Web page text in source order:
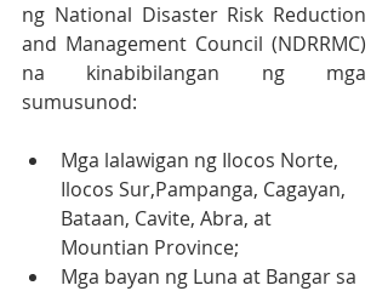
ng National Disaster Risk Reduction
and Management Council (NDRRMC)
na kinabibilangan ng mga
sumusunod:
Mga lalawigan ng Ilocos Norte,
Ilocos Sur,Pampanga, Cagayan,
Bataan, Cavite, Abra, at
Mountian Province;
Mga bayan ng Luna at Bangar sa